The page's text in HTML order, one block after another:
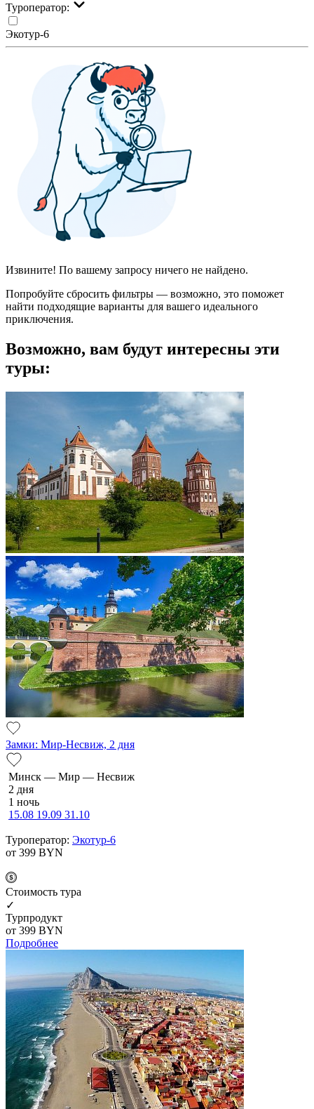
Туроператор:
Экотур-6
Извините! По вашему запросу ничего не найдено.
Попробуйте сбросить фильтры — возможно, это поможет
найти подходящие варианты для вашего идеального
приключения.
Возможно, вам будут интересны эти
туры:
Замки: Мир-Несвиж, 2 дня
Минск — Мир — Несвиж
2 дня
1 ночь
15.08 19.09 31.10
Туроператор: Экотур-6
от 399 BYN
Cтоимость тура
✓
Турпродукт
от 399 BYN
Подробнее